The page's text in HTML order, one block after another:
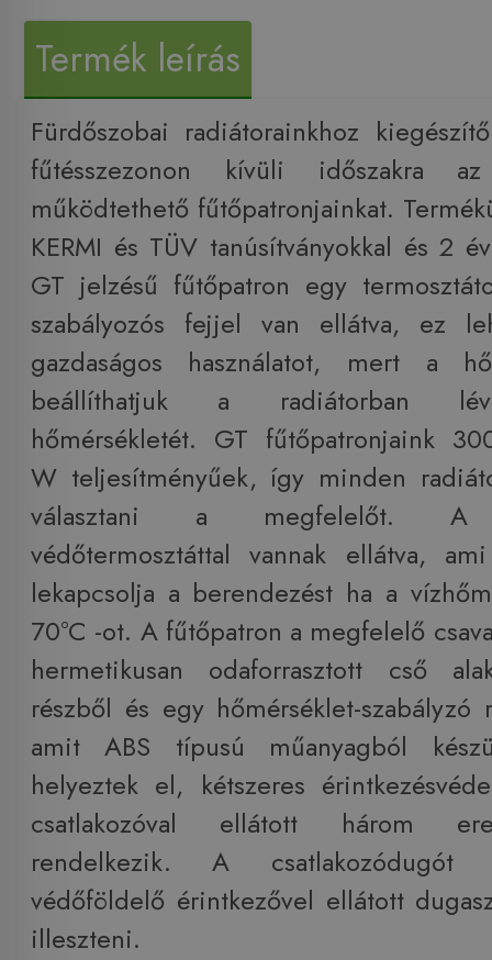
Termék leírás
Fürdőszobai radiátorainkhoz
fűtésszezonon kívüli időszakra az
működtethető fűtőpatronjainkat.
KERMI és TÜV tanúsítványokkal és 2
GT jelzésű fűtőpatron egy
szabályozós fejjel van ellátva, ez
gazdaságos használatot, mert a
beállíthatjuk a radiátorban
hőmérsékletét. GT fűtőpatronjaink
W teljesítményűek, így minden
választani a megfelelőt. A
védőtermosztáttal vannak ellátva,
lekapcsolja a berendezést ha a
70°C -ot. A fűtőpatron a megfelelő
hermetikusan odaforrasztott cső
részből és egy hőmérséklet-szabályzó
amit ABS típusú műanyagból
helyeztek el, kétszeres
csatlakozóval ellátott három
rendelkezik. A csatlakozódugót
védőföldelő érintkezővel ellátott
illeszteni.